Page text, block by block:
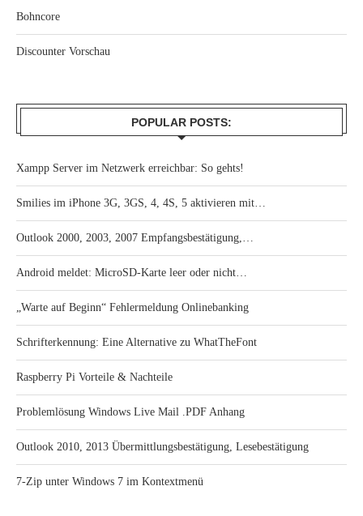
Bohncore
Discounter Vorschau
POPULAR POSTS:
Xampp Server im Netzwerk erreichbar: So gehts!
Smilies im iPhone 3G, 3GS, 4, 4S, 5 aktivieren mit…
Outlook 2000, 2003, 2007 Empfangsbestätigung,…
Android meldet: MicroSD-Karte leer oder nicht…
„Warte auf Beginn“ Fehlermeldung Onlinebanking
Schrifterkennung: Eine Alternative zu WhatTheFont
Raspberry Pi Vorteile & Nachteile
Problemlösung Windows Live Mail .PDF Anhang
Outlook 2010, 2013 Übermittlungsbestätigung, Lesebestätigung
7-Zip unter Windows 7 im Kontextmenü